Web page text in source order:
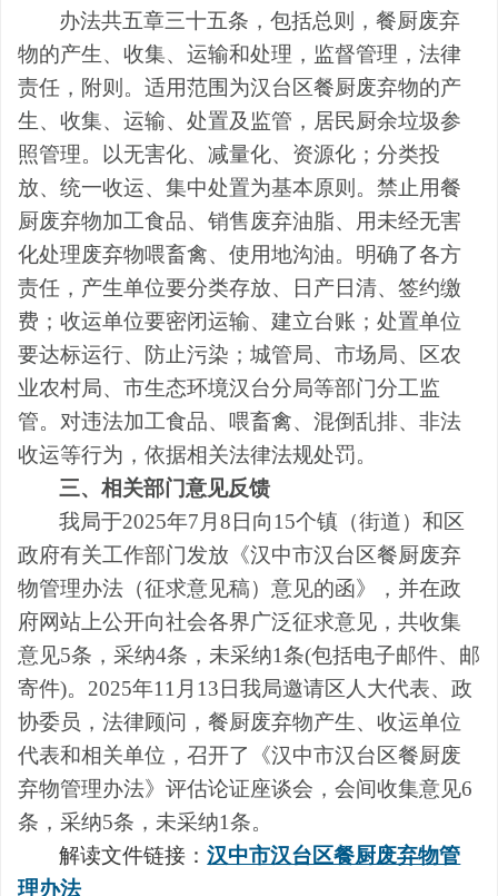
办法共五章三十五条 ，包括总则
，餐厨废弃
物的产生、 收集、 运输和处理 ，监督管理， 法律
责任 ， 附则。适用范围为汉台区餐厨废弃物的产
生、收集、运输、处置及监管，居民厨余垃圾参
照管理。 以无害化、减量化、资源化；分类投
放、统一收运、集中处置为基本原则 。 禁止用餐
厨废弃物加工食品、销售废弃油脂、用未经无害
化处理废弃物喂畜禽、使用地沟油。 明确了各方
责任 ， 产生单位要分类存放、日产日清、签约缴
费；收运单位要密闭运输、建立台账；处置单位
要达标运行、防止污染；城管局、 市场局、区农
业农村局、市生态环境汉台分局等部门分工监
管。对违法加工食品、喂畜禽、混倒乱排、非法
收运等行为，依据相关法律法规处罚。
三、相关部门意见反馈
我局于2025年7月8日向15个镇（街道）和区
政府有关工作部门发放《汉中市汉台区餐厨废弃
物管理办法（征求意见稿）意见的函》，并在政
府网站上公开向社会各界广泛征求意见，共收集
意见5条，采纳4条，未采纳1条(包括电子邮件、邮
寄件)。 2025年11月13日我局邀请区人大代表、政
协委员，法律顾问，餐厨废弃物产生、收运单位
代表和相关单位， 召开了《汉中市汉台区餐厨废
弃物管理办法》评估论证座谈会，会间收集意见6
条，采纳5条，未采纳1条。
解读文件链接：汉中市汉台区餐厨废弃物管
理办法